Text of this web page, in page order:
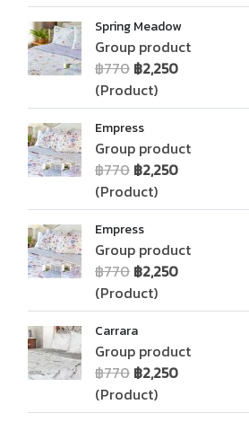
Spring Meadow
Group product
฿770 ฿2,250
(Product)
Empress
Group product
฿770 ฿2,250
(Product)
Empress
Group product
฿770 ฿2,250
(Product)
Carrara
Group product
฿770 ฿2,250
(Product)